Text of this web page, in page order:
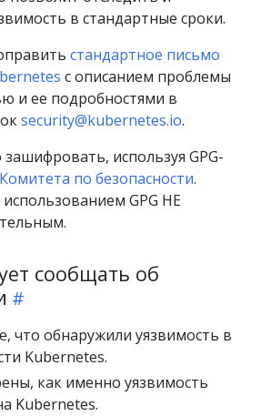
в стандартные сроки.
стандартное письмо
с описанием проблемы
и ее подробностями в
security@kubernetes.io.
используя GPG-
по безопасности.
GPG НЕ
сообщать об
что обнаружили уязвимость в
Kubernetes.
как именно уязвимость
Kubernetes.